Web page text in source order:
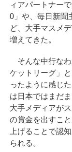
ィアパートナー
0」や、毎日新聞
ど、大手マスメ
増えてきた。
そんな中行なわ
ケットリーグ」
ったように感じ
は日本ではまだ
大手メディアが
の賞金を出すこ
上げることで認
られる。